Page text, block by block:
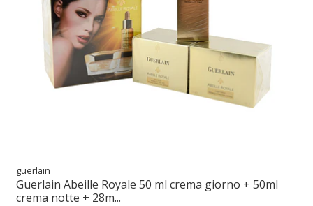
guerlain
Guerlain Abeille Royale 50 ml crema giorno + 50ml
crema notte + 28m...